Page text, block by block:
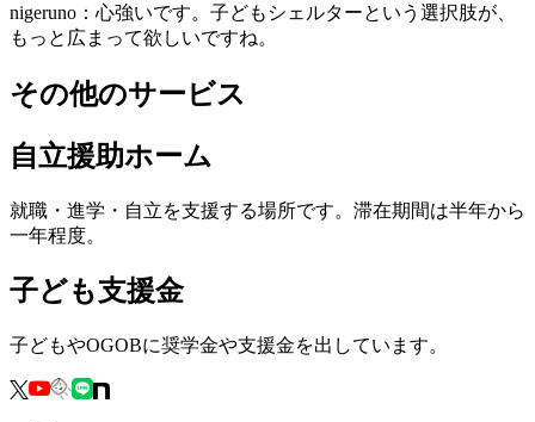
nigeruno：心強いです。子どもシェルターという選択肢が、
もっと広まって欲しいですね。
その他のサービス
自立援助ホーム
就職・進学・自立を支援する場所です。滞在期間は半年から
一年程度。
子ども支援金
子どもやOGOBに奨学金や支援金を出しています。